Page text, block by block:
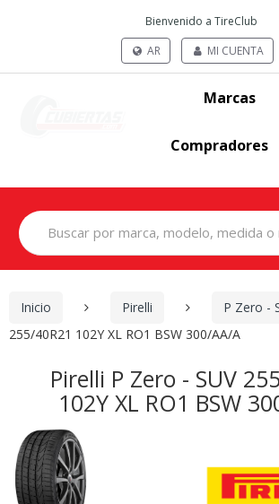
Bienvenido a TireClub
AR
MI CUENTA
Marcas
Compradores
Search
for:
Inicio Pirelli
P Zero -
255/40R21 102Y XL RO1 BSW 300/AA/A
Pirelli P Zero - SUV
102Y XL RO1 BSW